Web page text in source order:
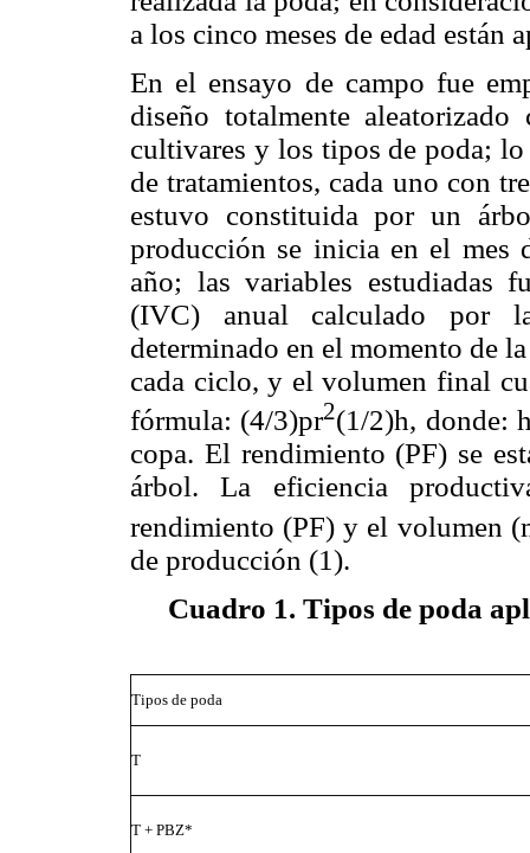
a los cinco meses de edad están
En el ensayo de campo fue
diseño totalmente
cultivares y los tipos de poda;
de tratamientos, cada uno con
estuvo constituida por un
producción se inicia en el
año; las variables estudiadas
(IVC) anual calculado por
determinado en el momento de
cada ciclo, y el volumen final
fórmula: (4/3)pr2(1/2)h, donde:
copa. El rendimiento (PF) se
árbol. La eficiencia
rendimiento (PF) y el volumen
de producción (1).
Cuadro 1. Tipos de poda
Tipos de poda
T
T + PBZ*